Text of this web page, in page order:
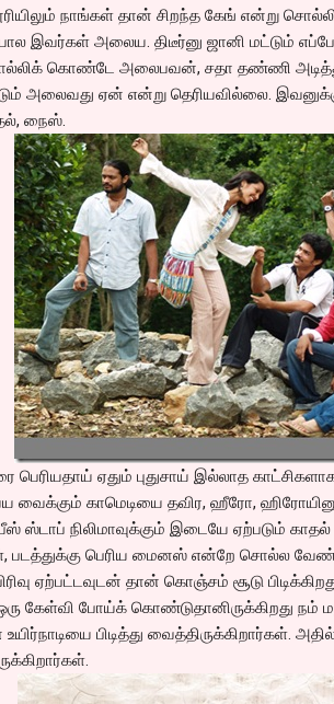
நாங்கள் தான் சிறந்த கேங் என்று சொல்லி
இவர்கள் அலைய. திடீர்னு ஜானி மட்டும்
கொண்டே அலைபவன், சதா தண்ணி
அலைவது ஏன் என்று தெரியவில்லை.
நைஸ்.
ஏதும் புதுசாய் இல்லாத
வைக்கும் காமெடியை தவிர, ஹீரோ,
ஸ்டாப் நிலிமாவுக்கும் இடையே ஏற்படும்
படத்துக்கு பெரிய மைனஸ் என்றே சொல்ல
ஏற்பட்டவுடன் தான் கொஞ்சம் சூடு
கேள்வி போய்க் கொண்டுதானிருக்கிறது நம்
பிடித்து வைத்திருக்கிறார்கள்.